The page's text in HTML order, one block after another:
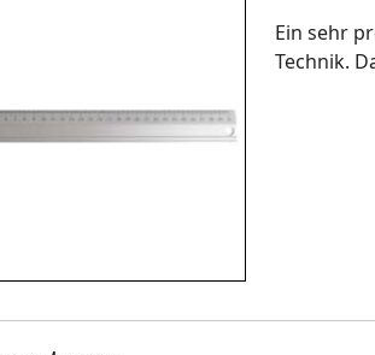
Ein sehr
Technik.